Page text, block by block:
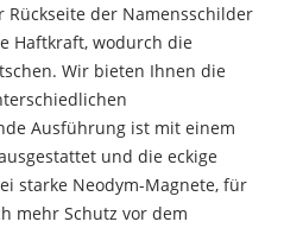
Rückseite der Namensschilder
Haftkraft, wodurch die
Wir bieten Ihnen die
Ausführung ist mit einem
und die eckige
starke Neodym-Magnete, für
mehr Schutz vor dem